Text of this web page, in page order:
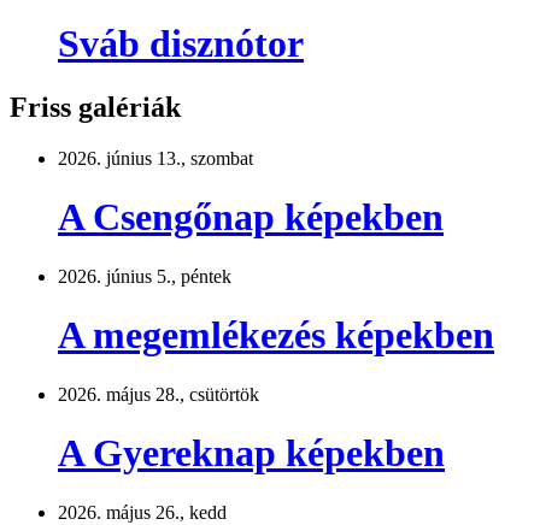
Sváb disznótor
Friss galériák
2026. június 13., szombat
A Csengőnap képekben
2026. június 5., péntek
A megemlékezés képekben
2026. május 28., csütörtök
A Gyereknap képekben
2026. május 26., kedd